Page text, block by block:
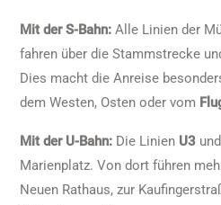
Mit der S-Bahn: Alle Linien der
fahren über die Stammstrecke
Dies macht die Anreise
dem Westen, Osten oder vom
Mit der U-Bahn: Die Linien U3 und
Marienplatz. Von dort führen
Neuen Rathaus, zur